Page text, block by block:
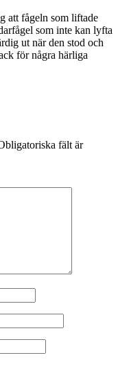
att fågeln som liftade
som inte kan lyfta
ut när den stod och
för några härliga
fält är